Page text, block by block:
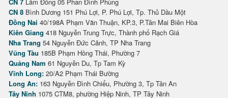
CN 8 Bình Dương 151 Phú Lợi, P. Phú Lợi, Tp. Thủ Dầu Một
Đồng Nai 40/198A Phạm Văn Thuận, KP.3, P.Tân Mai Biên Hòa
Kiên Giang 418 Nguyễn Trung Trực, Thành phố Rạch Giá
Nha Trang 54 Nguyễn Đức Cảnh, TP Nha Trang
Vũng Tàu 185B Phạm Hồng Thái, Phường 7
Quảng Nam 61 Nguyễn Du, Tp Tam Kỳ
Vĩnh Long: 20/A2 Phạm Thái Bường
Long An: 163 Nguyễn Đình Chiểu, Phường 3, Tp Tân An
Tây Ninh 1075 CTM8, phường Hiệp Ninh, TP Tây Ninh